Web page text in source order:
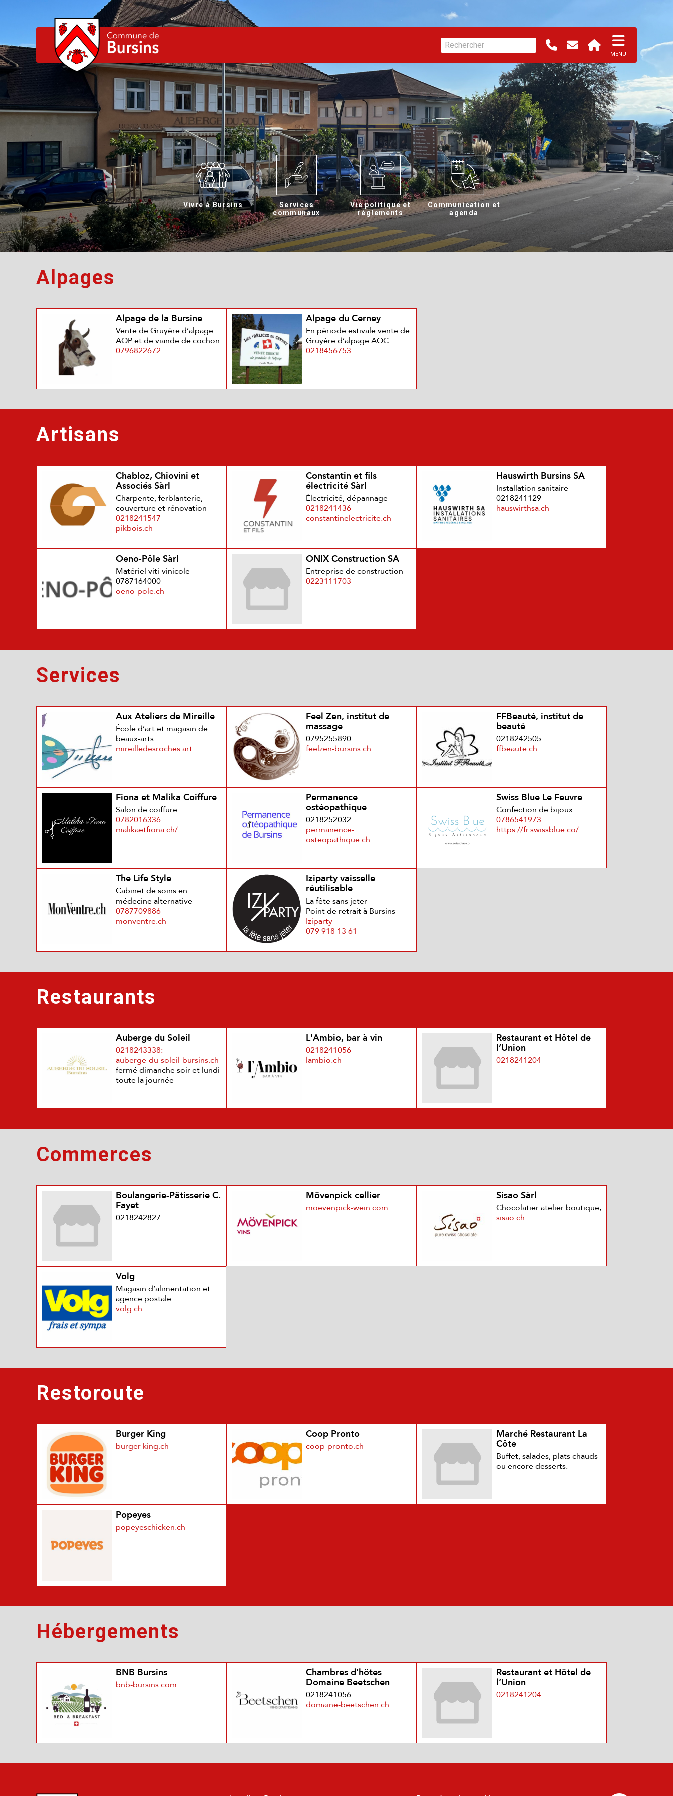
MENU
Vivre à Bursins
Services
communaux
Vie politique et
règlements
Communication et
agenda
Alpages
Alpage de la Bursine
Vente de Gruyère d’alpage
AOP et de viande de cochon
0796822672
Alpage du Cerney
En période estivale vente de
Gruyère d’alpage AOC
0218456753
Artisans
Chabloz, Chiovini et
Associés Sàrl
Charpente, ferblanterie,
couverture et rénovation
0218241547
pikbois.ch
Constantin et fils
électricité Sàrl
Électricité, dépannage
0218241436
constantinelectricite.ch
Hauswirth Bursins SA
Installation sanitaire
0218241129
hauswirthsa.ch
Oeno-Pôle Sàrl
Matériel viti-vinicole
0787164000
oeno-pole.ch
ONIX Construction SA
Entreprise de construction
0223111703
Services
Aux Ateliers de Mireille
École d’art et magasin de
beaux-arts
mireilledesroches.art
Feel Zen, institut de
massage
0795255890
feelzen-bursins.ch
FFBeauté, institut de
beauté
0218242505
ffbeaute.ch
Fiona et Malika Coiffure
Salon de coiffure
0782016336
malikaetfiona.ch/
Permanence
ostéopathique
0218252032
permanence-
osteopathique.ch
Swiss Blue Le Feuvre
Confection de bijoux
0786541973
https://fr.swissblue.co/
The Life Style
Cabinet de soins en
médecine alternative
0787709886
monventre.ch
Iziparty vaisselle
réutilisable
La fête sans jeter
Point de retrait à Bursins
Iziparty
079 918 13 61
Restaurants
Auberge du Soleil
0218243338:
auberge-du-soleil-bursins.ch
fermé dimanche soir et lundi
toute la journée
L'Ambio, bar à vin
0218241056
lambio.ch
Restaurant et Hôtel de
l’Union
0218241204
Commerces
Boulangerie-Pâtisserie C.
Fayet
0218242827
Mövenpick cellier
moevenpick-wein.com
Sisao Sàrl
Chocolatier atelier boutique,
sisao.ch
Volg
Magasin d’alimentation et
agence postale
volg.ch
Restoroute
Burger King
burger-king.ch
Coop Pronto
coop-pronto.ch
Marché Restaurant La
Côte
Buffet, salades, plats chauds
ou encore desserts.
Popeyes
popeyeschicken.ch
Hébergements
BNB Bursins
bnb-bursins.com
Chambres d’hôtes
Domaine Beetschen
0218241056
domaine-beetschen.ch
Restaurant et Hôtel de
l’Union
0218241204